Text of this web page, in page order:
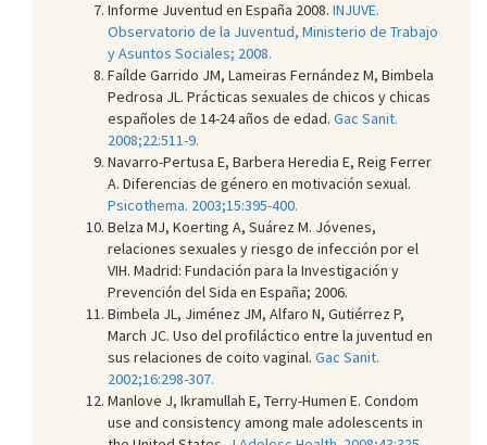
Informe Juventud en España 2008. INJUVE.
Observatorio de la Juventud, Ministerio de Trabajo
y Asuntos Sociales; 2008.
Faílde Garrido JM, Lameiras Fernández M, Bimbela
Pedrosa JL. Prácticas sexuales de chicos y chicas
españoles de 14-24 años de edad. Gac Sanit.
2008;22:511-9.
Navarro-Pertusa E, Barbera Heredia E, Reig Ferrer
A. Diferencias de género en motivación sexual.
Psicothema. 2003;15:395-400.
Belza MJ, Koerting A, Suárez M. Jóvenes,
relaciones sexuales y riesgo de infección por el
VIH. Madrid: Fundación para la Investigación y
Prevención del Sida en España; 2006.
Bimbela JL, Jiménez JM, Alfaro N, Gutiérrez P,
March JC. Uso del profiláctico entre la juventud en
sus relaciones de coito vaginal. Gac Sanit.
2002;16:298-307.
Manlove J, Ikramullah E, Terry-Humen E. Condom
use and consistency among male adolescents in